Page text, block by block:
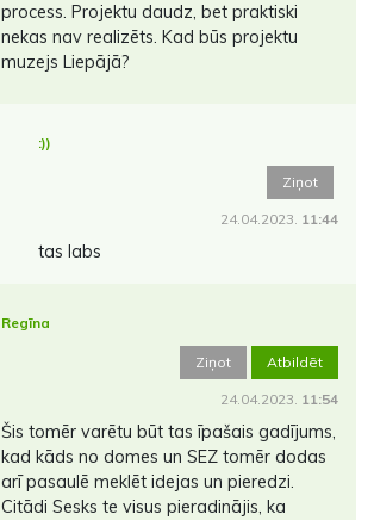
process. Projektu daudz, bet praktiski
nekas nav realizēts. Kad būs projektu
muzejs Liepājā?
:))
Ziņot
24.04.2023. 11:44
tas labs
Regīna
Ziņot Atbildēt
24.04.2023. 11:54
Šis tomēr varētu būt tas īpašais gadījums,
kad kāds no domes un SEZ tomēr dodas
arī pasaulē meklēt idejas un pieredzi.
Citādi Sesks te visus pieradinājis, ka